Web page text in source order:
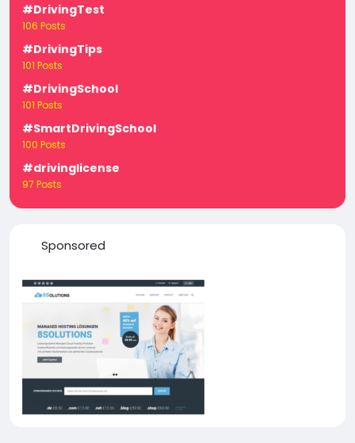
#DrivingTest
106 Posts
#DrivingTips
101 Posts
#DrivingSchool
101 Posts
#SmartDrivingSchool
100 Posts
#drivinglicense
97 Posts
Sponsored